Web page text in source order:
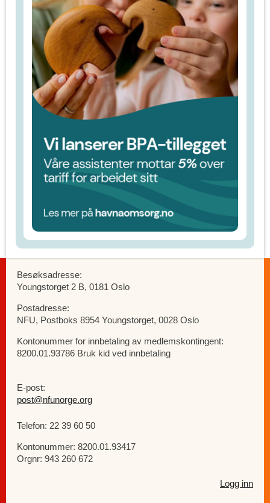
Besøksadresse:
Youngstorget 2 B, 0181 Oslo
Postadresse:
NFU, Postboks 8954 Youngstorget, 0028 Oslo
Kontonummer for innbetaling av medlemskontingent:
8200.01.93786 Bruk kid ved innbetaling
E-post:
post@nfunorge.org
Telefon: 22 39 60 50
Kontonummer: 8200.01.93417
Orgnr: 943 260 672
Logg inn